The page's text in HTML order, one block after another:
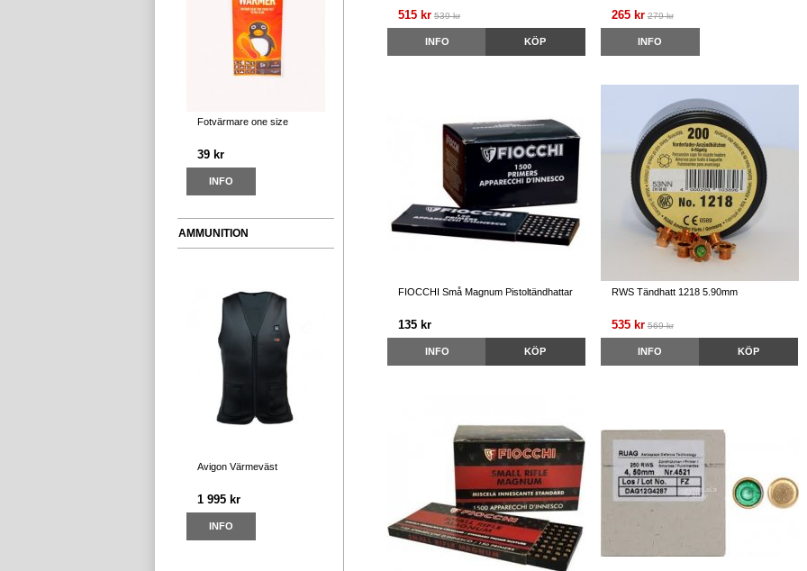
Fotvärmare one size
39 kr
INFO
AMMUNITION
Avigon Värmeväst
1 995 kr
INFO
515 kr 539 kr
INFO KÖP
265 kr 279 kr
INFO
FIOCCHI Små Magnum Pistoltändhattar
135 kr
INFO KÖP
RWS Tändhatt 1218 5.90mm
535 kr 569 kr
INFO KÖP